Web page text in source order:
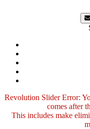
Revolution Slider Error:
comes after
This includes make